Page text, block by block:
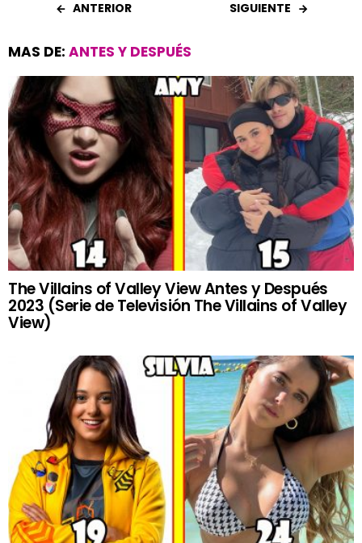
ANTERIOR SIGUIENTE
MAS DE: ANTES Y DESPUÉS
The Villains of Valley View Antes y Después
2023 (Serie de Televisión The Villains of Valley
View)